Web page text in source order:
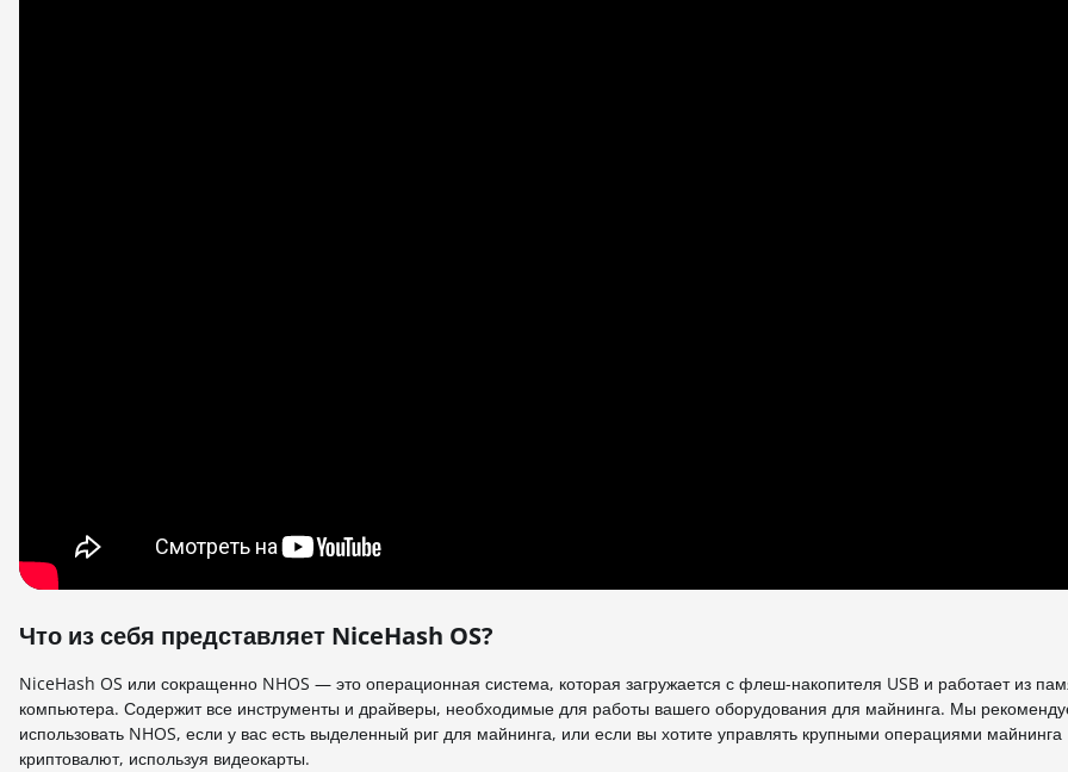
Что из себя представляет NiceHash OS?
NiceHash OS или сокращенно NHOS — это операционная система, которая загружается с флеш-накопителя USB и работает из
компьютера. Содержит все инструменты и драйверы, необходимые для работы вашего оборудования для майнинга. Мы
использовать NHOS, если у вас есть выделенный риг для майнинга, или если вы хотите управлять крупными операциями майнинга
криптовалют, используя видеокарты.